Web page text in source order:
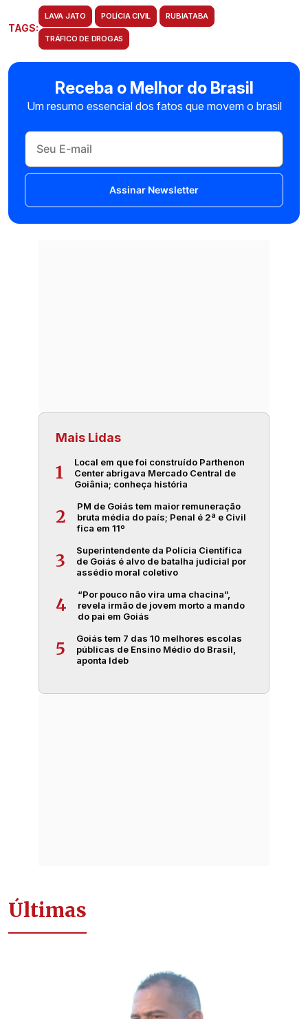
TAGS:
LAVA JATO POLÍCIA CIVIL RUBIATABA
TRÁFICO DE DROGAS
Receba o Melhor do Brasil
Um resumo essencial dos fatos que movem o brasil
Assinar Newsletter
Mais Lidas
1
Local em que foi construído Parthenon
Center abrigava Mercado Central de
Goiânia; conheça história
2
PM de Goiás tem maior remuneração
bruta média do país; Penal é 2ª e Civil
fica em 11º
3
Superintendente da Polícia Científica
de Goiás é alvo de batalha judicial por
assédio moral coletivo
4
“Por pouco não vira uma chacina”,
revela irmão de jovem morto a mando
do pai em Goiás
5
Goiás tem 7 das 10 melhores escolas
públicas de Ensino Médio do Brasil,
aponta Ideb
Últimas